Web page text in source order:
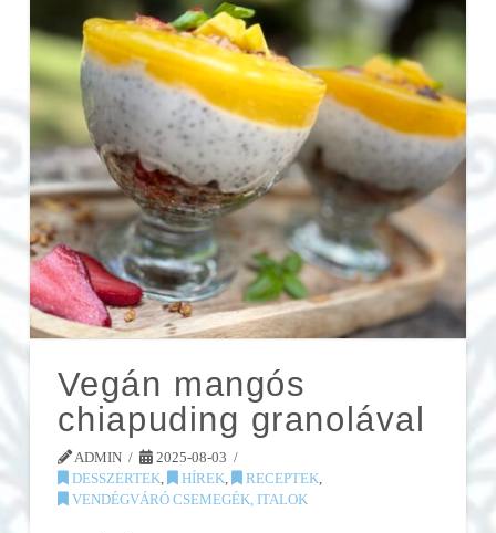
Vegán mangós
chiapuding granolával
ADMIN
2025-08-03
DESSZERTEK, HÍREK, RECEPTEK,
VENDÉGVÁRÓ CSEMEGÉK, ITALOK